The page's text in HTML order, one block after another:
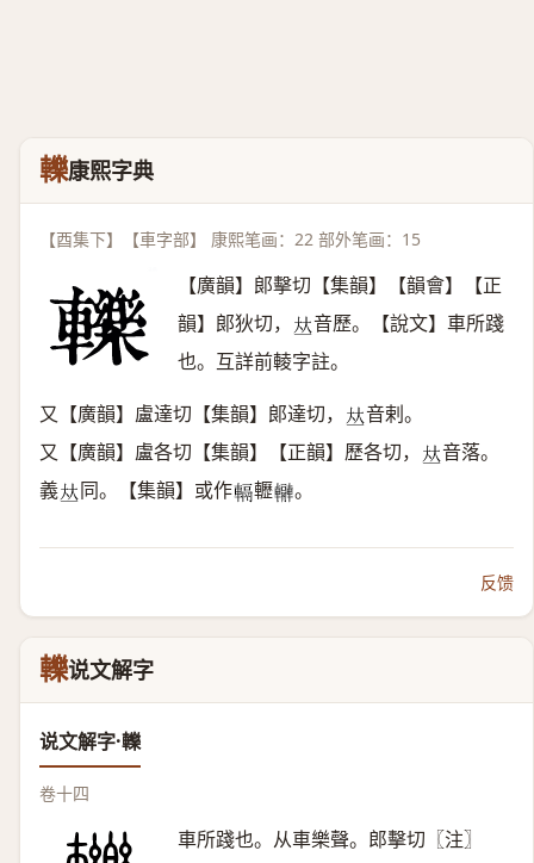
轢康熙字典
【酉集下】【車字部】 康熙笔画：22 部外笔画：15
【廣韻】郞擊切【集韻】【韻會】【正
韻】郞狄切， 𠀤音歷。【說文】車所踐
也。互詳前輘字註。
又【廣韻】盧達切【集韻】郞達切， 𠀤音剌。
又【廣韻】盧各切【集韻】【正韻】歷各切， 𠀤音落。
義𠀤同。【集韻】或作𨍮 轣𨏬 。
反馈
轢说文解字
说文解字·轢
卷十四
車所踐也。从車樂聲。郎擊切〖注〗